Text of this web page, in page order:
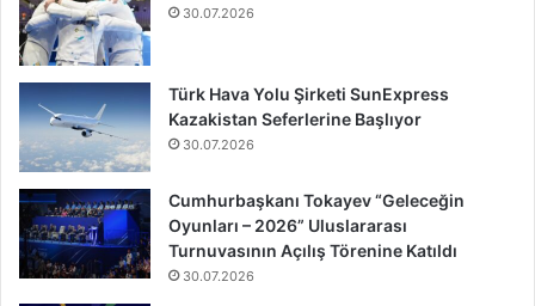
30.07.2026
Türk Hava Yolu Şirketi SunExpress
Kazakistan Seferlerine Başlıyor
30.07.2026
Cumhurbaşkanı Tokayev “Geleceğin
Oyunları – 2026” Uluslararası
Turnuvasının Açılış Törenine Katıldı
30.07.2026